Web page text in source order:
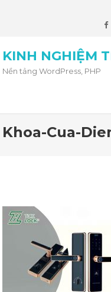
KINH NGHIỆM
Nền tảng WordPress, PHP
Khoa-Cua-